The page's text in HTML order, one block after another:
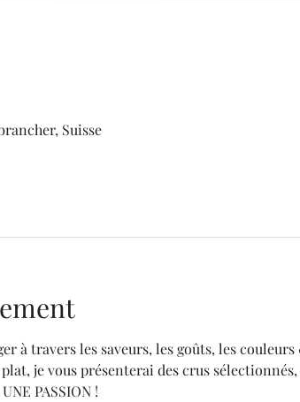
Suisse
à travers les saveurs, les goûts, les
je vous présenterai des crus
PASSION !